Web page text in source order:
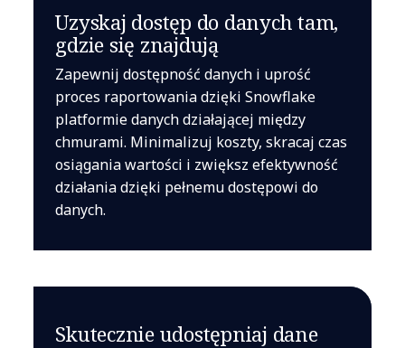
Uzyskaj dostęp do danych tam,
gdzie się znajdują
Zapewnij dostępność danych i uprość
proces raportowania dzięki Snowflake
platformie danych działającej między
chmurami. Minimalizuj koszty, skracaj czas
osiągania wartości i zwiększ efektywność
działania dzięki pełnemu dostępowi do
danych.
Skutecznie udostępniaj dane